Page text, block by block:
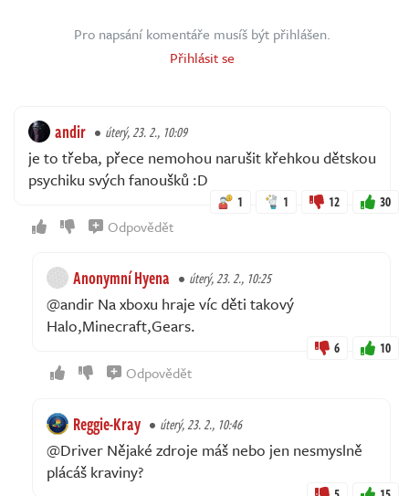
Pro napsání komentáře musíš být přihlášen.
Přihlásit se
andir úterý, 23. 2., 10:09
je to třeba, přece nemohou narušit křehkou dětskou
psychiku svých fanoušků :D
1 1 12 30
Odpovědět
Anonymní Hyena úterý, 23. 2., 10:25
@andir Na xboxu hraje víc děti takový
Halo,Minecraft,Gears.
6 10
Odpovědět
Reggie-Kray úterý, 23. 2., 10:46
@Driver Nějaké zdroje máš nebo jen nesmyslně
plácáš kraviny?